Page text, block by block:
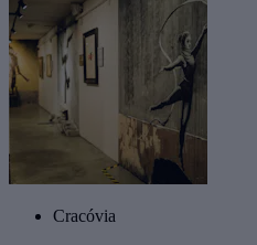
Cracóvia